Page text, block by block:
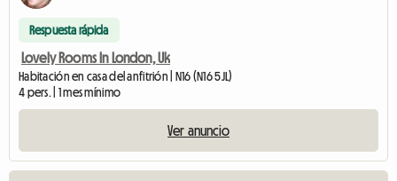
Respuesta rápida
Lovely Rooms In London, Uk
Habitación en casa del anfitrión | N16 (N16 5JL)
4 pers. | 1 mes mínimo
Ver anuncio